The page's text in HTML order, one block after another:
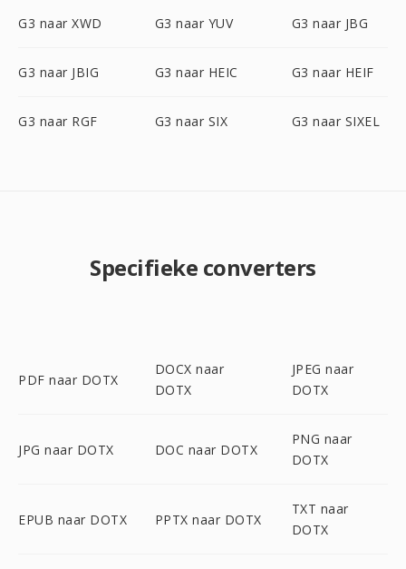
G3 naar XWD G3 naar YUV G3 naar JBG
G3 naar JBIG G3 naar HEIC G3 naar HEIF
G3 naar RGF G3 naar SIX G3 naar SIXEL
Specifieke converters
PDF naar DOTX
DOCX naar
DOTX
JPEG naar
DOTX
JPG naar DOTX DOC naar DOTX
PNG naar
DOTX
EPUB naar DOTX PPTX naar DOTX
TXT naar
DOTX